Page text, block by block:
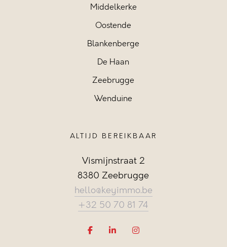
Middelkerke
Oostende
Blankenberge
De Haan
Zeebrugge
Wenduine
ALTIJD BEREIKBAAR
Vismijnstraat 2
8380 Zeebrugge
hello@keyimmo.be
+32 50 70 81 74